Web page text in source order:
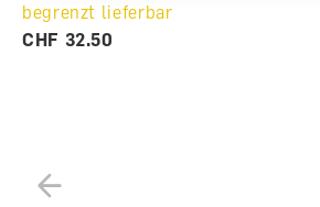
begrenzt lieferbar
CHF 32.50